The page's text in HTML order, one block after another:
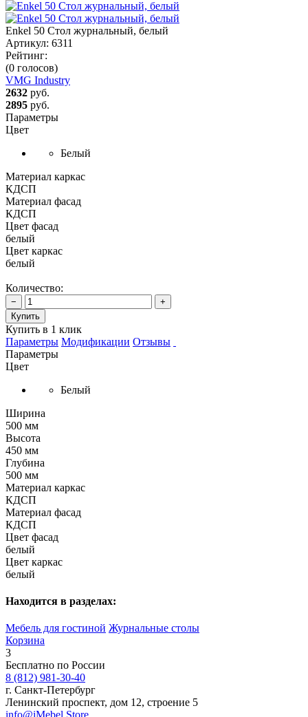
Enkel 50 Стол журнальный, белый
Артикул: 6311
Рейтинг:
(0 голосов)
VMG Industry
2632 руб.
2895 руб.
Параметры
Цвет
Белый
Материал каркас
КДСП
Материал фасад
КДСП
Цвет фасад
белый
Цвет каркас
белый
Количество:
−
+
Купить
Купить в 1 клик
Параметры Модификации Отзывы
Параметры
Цвет
Белый
Ширина
500 мм
Высота
450 мм
Глубина
500 мм
Материал каркас
КДСП
Материал фасад
КДСП
Цвет фасад
белый
Цвет каркас
белый
Находится в разделах:
Мебель для гостиной Журнальные столы
Корзина
3
Бесплатно по России
8 (812) 981-30-40
г. Санкт-Петербург
Ленинский проспект, дом 12, строение 5